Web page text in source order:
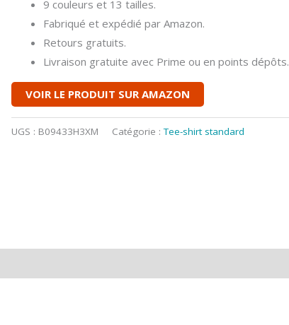
9 couleurs et 13 tailles.
Fabriqué et expédié par Amazon.
Retours gratuits.
Livraison gratuite avec Prime ou en points dépôts.
VOIR LE PRODUIT SUR AMAZON
UGS : B09433H3XM Catégorie :Tee-shirt standard